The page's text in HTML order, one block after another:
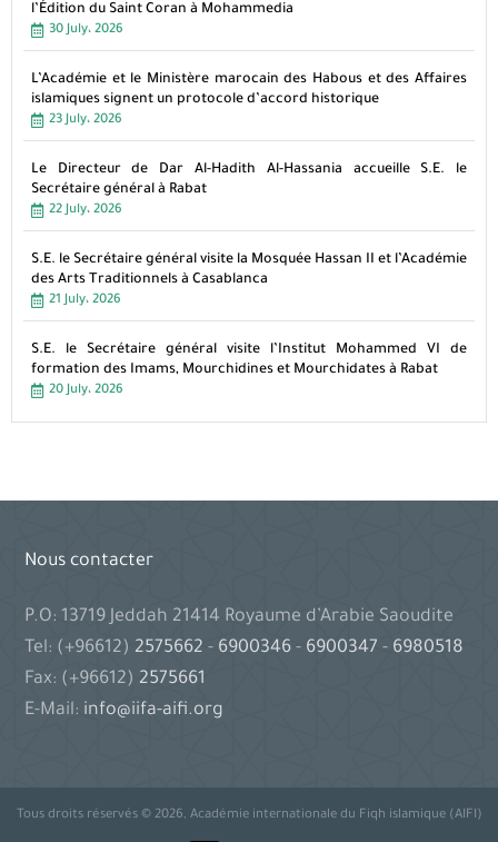
l’Édition du Saint Coran à Mohammedia
30 July، 2026
L’Académie et le Ministère marocain des Habous et des Affaires
islamiques signent un protocole d’accord historique
23 July، 2026
Le Directeur de Dar Al-Hadith Al-Hassania accueille S.E. le
Secrétaire général à Rabat
22 July، 2026
S.E. le Secrétaire général visite la Mosquée Hassan II et l’Académie
des Arts Traditionnels à Casablanca
21 July، 2026
S.E. le Secrétaire général visite l’Institut Mohammed VI de
formation des Imams, Mourchidines et Mourchidates à Rabat
20 July، 2026
Nous contacter
P.O: 13719 Jeddah 21414 Royaume d’Arabie Saoudite
Tel: (+96612) 2575662- 6900346- 6900347- 6980518
Fax: (+96612) 2575661
E-Mail: info@iifa-aifi.org
Tous droits réservés © 2026, Académie internationale du Fiqh islamique (AIFI)